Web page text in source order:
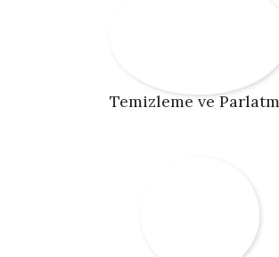
Temizleme ve